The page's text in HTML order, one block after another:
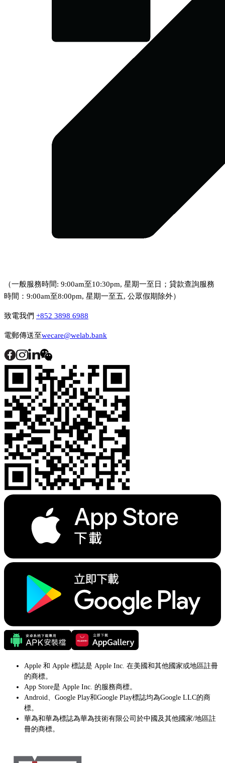
（一般服務時間: 9:00am至10:30pm, 星期一至日；貸款查詢服務
時間：9:00am至8:00pm, 星期一至五, 公眾假期除外）
致電我們 +852 3898 6988
電郵傳送至wecare@welab.bank
Apple 和 Apple 標誌是 Apple Inc. 在美國和其他國家或地區註冊
的商標。
App Store是 Apple Inc. 的服務商標。
Android、Google Play和Google Play標誌均為Google LLC的商
標。
華為和華為標誌為華為技術有限公司於中國及其他國家/地區註
冊的商標。